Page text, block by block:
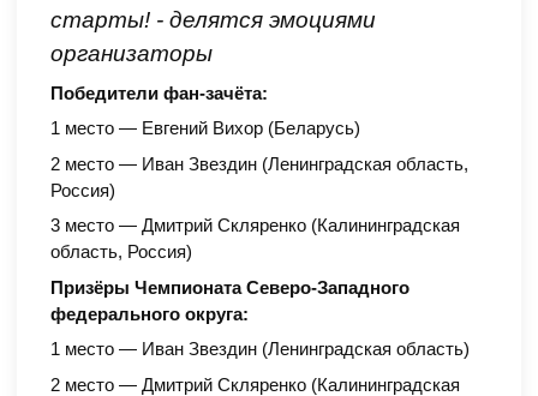
старты! - делятся эмоциями
организаторы
Победители фан-зачёта:
1 место — Евгений Вихор (Беларусь)
2 место — Иван Звездин (Ленинградская область,
Россия)
3 место — Дмитрий Скляренко (Калининградская
область, Россия)
Призёры Чемпионата Северо-Западного
федерального округа:
1 место — Иван Звездин (Ленинградская область)
2 место — Дмитрий Скляренко (Калининградская